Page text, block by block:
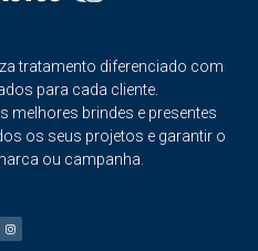
tratamento diferenciado com
para cada cliente.
melhores brindes e presentes
os seus projetos e garantir o
ou campanha.